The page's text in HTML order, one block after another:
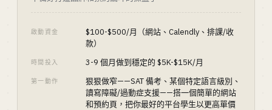
啟動資金
$100-$500/月（網站、Calendly、排課/收
款）
時間投入 3-9 個月做到穩定的 $5K-$15K/月
第一動作
狠狠做窄——SAT 備考、某個特定語言級別、
讀寫障礙/過動症支援——搭一個簡單的網站
和預約頁，把你最好的平台學生以更高單價